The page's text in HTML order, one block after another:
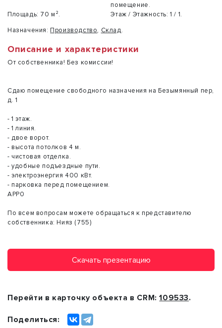
помещение.
Площадь: 70 м². Этаж / Этажность: 1 / 1.
Назначения: Производство, Склад.
Описание и характеристики
От собственника! Без комиссии!
Сдаю помещение свободного назначения на Безымянный пер,
д. 1
- 1 этаж.
- 1 линия.
- двое ворот.
- высота потолков 4 м.
- чистовая отделка.
- удобные подъездные пути.
- электроэнергия 400 кВт.
- парковка перед помещением.
АРР0
По всем вопросам можете обращаться к представителю
собственника: Нияз (755)
Скачать презентацию
Перейти в карточку объекта в CRM:109533.
Поделиться: